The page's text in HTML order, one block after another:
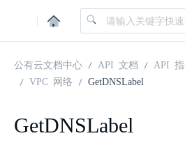
|
公有云文档中心 API 文档 API
VPC 网络
GetDNSLabel
GetDNSLabel